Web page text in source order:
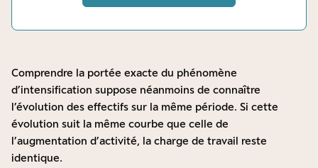
Comprendre la portée exacte du phénomène
d’intensification suppose néanmoins de connaître
l’évolution des effectifs sur la même période. Si cette
évolution suit la même courbe que celle de
l’augmentation d’activité, la charge de travail reste
identique.